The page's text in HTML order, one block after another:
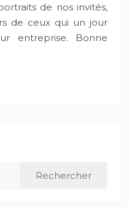
de nos invités,
de ceux qui un jour
entreprise. Bonne